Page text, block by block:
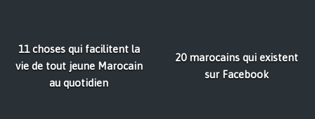
11 choses qui facilitent la
vie de tout jeune Marocain
au quotidien
20 marocains qui existent
sur Facebook